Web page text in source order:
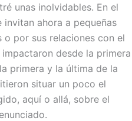
unas inolvidables. En el
ahora a pequeñas
por sus relaciones con el
desde la primera
primera y la última de la
situar un poco el
aquí o allá, sobre el